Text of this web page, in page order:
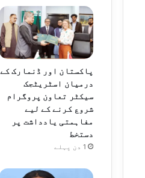
پاکستان اور ڈنمارک کے
درمیان اسٹریٹجک
سیکٹر تعاون پروگرام
شروع کرنے کے لیے
مفاہمتی یادداشت پر
دستخط
1 دن پہلے